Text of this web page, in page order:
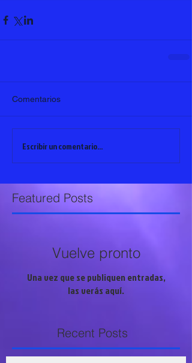
Comentarios
Escribir un comentario...
Featured Posts
Vuelve pronto
Una vez que se publiquen entradas,
las verás aquí.
Recent Posts